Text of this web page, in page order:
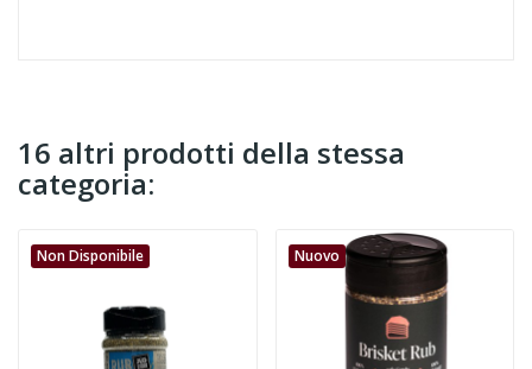
16 altri prodotti della stessa
categoria:
Non Disponibile Nuovo